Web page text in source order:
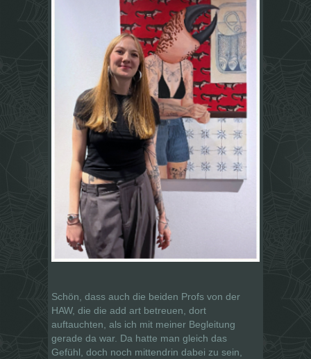
Schön, dass auch die beiden Profs von der
HAW, die die add art betreuen, dort
auftauchten, als ich mit meiner Begleitung
gerade da war. Da hatte man gleich das
Gefühl, doch noch mittendrin dabei zu sein,